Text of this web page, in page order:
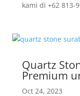
kami di +62 813-
Quartz
Premium
Oct 24, 2023